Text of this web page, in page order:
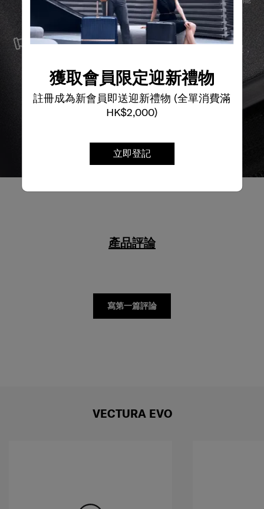
獲取會員限定迎新禮物
註冊成為新會員即送迎新禮物 (全單消費滿
HK$2,000)
立即登記
服務與維修
我們以最優質的物料製造產品，並提供可靠的服務支援，
寫第一篇評論